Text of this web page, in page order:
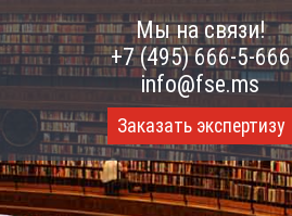
Мы на связи!
+7 (495) 666-5-666
info@fse.ms
Заказать экспертизу